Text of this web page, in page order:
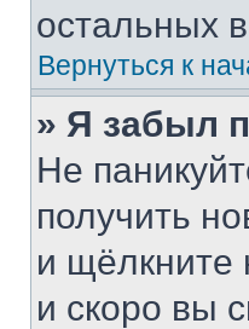
остальных
Вернуться к
» Я забыл
Не
получить
и щёлкните
и скоро вы